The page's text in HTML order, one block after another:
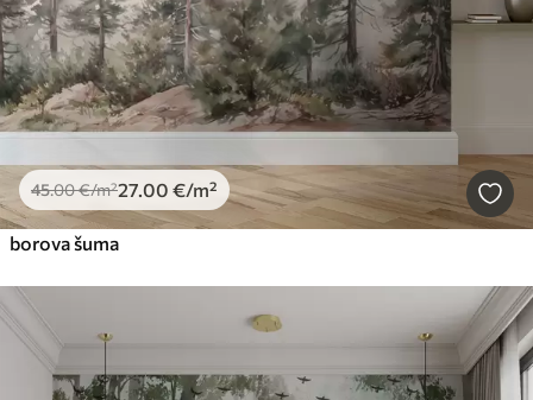
45.00€/m²27.00 €/m²
borova šuma